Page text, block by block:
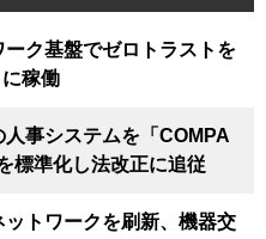
ク基盤でゼロトラストを
稼働
事システムを「COMPA
標準化し法改正に追従
トワークを刷新、機器交